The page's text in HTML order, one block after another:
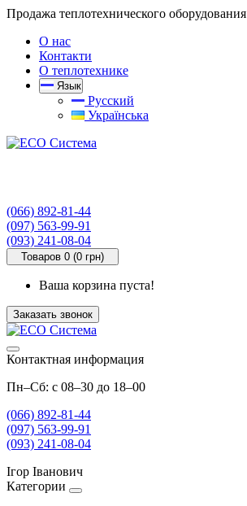
Продажа теплотехнического оборудования
О нас
Контакти
О теплотехнике
Язык
Русский
Українська
(066) 892-81-44
(097) 563-99-91
(093) 241-08-04
Товаров 0 (0 грн)
Ваша корзина пуста!
Заказать звонок
Контактная информация
Пн–Сб: с 08–30 до 18–00
(066) 892-81-44
(097) 563-99-91
(093) 241-08-04
Ігор Іванович
Категории